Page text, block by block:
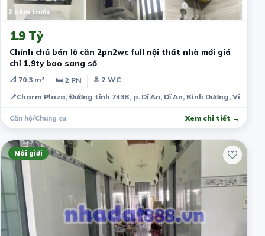
2 năm trước
1.9 Tỷ
Chính chủ bán lỗ căn 2pn2wc full nội thất nhà mới giá
chỉ 1,9ty bao sang sổ
📐 70.3 m² 🛏 2 PN
🚿 2 WC
📍Charm Plaza, Đường tỉnh 743B, p. Dĩ An, Dĩ An, Bình Dương, Việt
Căn hộ/Chung cư Xem chi tiết →
Môi giới